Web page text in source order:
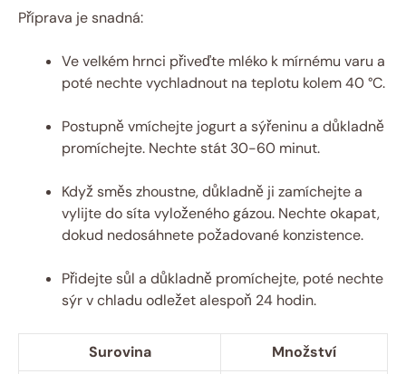
Příprava je snadná:
Ve velkém hrnci přiveďte mléko k mírnému varu a
poté nechte vychladnout na teplotu kolem 40 °C.
Postupně vmíchejte jogurt a sýřeninu a důkladně
promíchejte. Nechte stát 30-60 minut.
Když směs zhoustne, důkladně ji zamíchejte a
vylijte do síta vyloženého gázou. Nechte okapat,
dokud nedosáhnete požadované konzistence.
Přidejte sůl a důkladně promíchejte, poté nechte
sýr v chladu odležet alespoň 24 hodin.
Surovina
Množství